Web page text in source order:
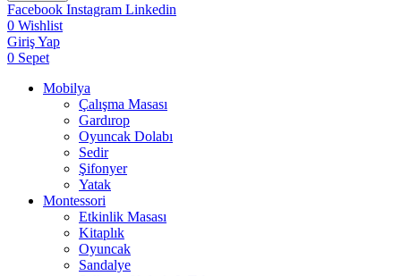
Facebook Instagram Linkedin
0 Wishlist
Giriş Yap
0 Sepet
Mobilya
Çalışma Masası
Gardırop
⁠Oyuncak Dolabı
Sedir
Şifonyer
Yatak
Montessori
Etkinlik Masası
Kitaplık
Oyuncak
Sandalye